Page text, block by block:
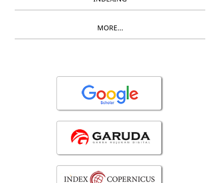
MORE...